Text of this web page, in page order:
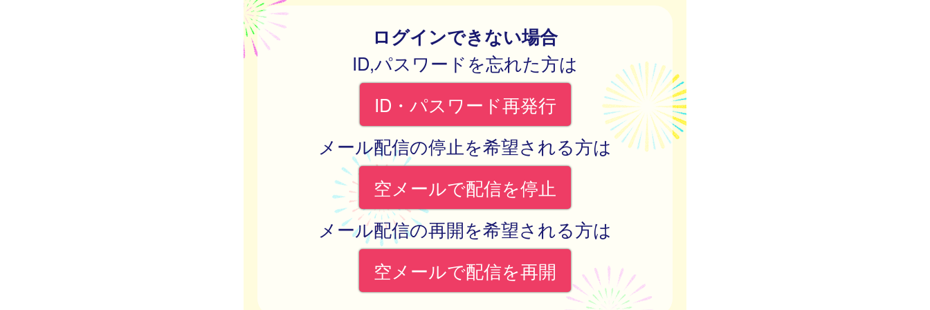
ログインできない場合
ID,パスワードを忘れた方は
ID・パスワード再発行
メール配信の停止を希望される方は
空メールで配信を停止
メール配信の再開を希望される方は
空メールで配信を再開